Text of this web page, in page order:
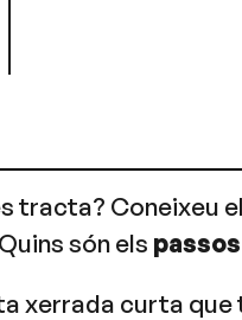
tracta? Coneixeu
són els
xerrada curta